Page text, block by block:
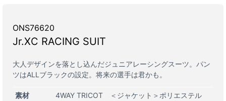
ONS76620
Jr.XC RACING SUIT
大人デザインを落とし込んだジュニアレーシングスーツ。パン
ツはALLブラックの設定。将来の選手は君かも。
素材
4WAY TRICOT ＜ジャケット＞ポリエステル